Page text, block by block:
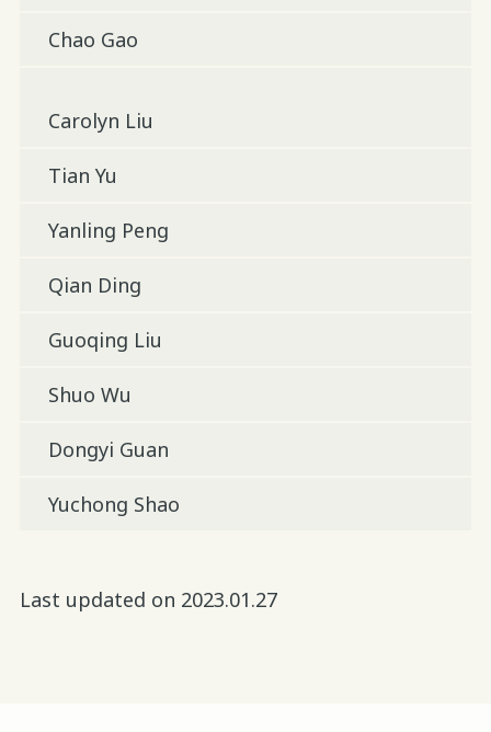
Chao Gao
Carolyn Liu
Tian Yu
Yanling Peng
Qian Ding
Guoqing Liu
Shuo Wu
Dongyi Guan
Yuchong Shao
Last updated on 2023.01.27